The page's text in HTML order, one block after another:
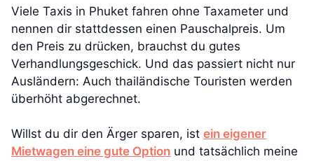
Viele Taxis in Phuket fahren ohne Taxameter und
nennen dir stattdessen einen Pauschalpreis. Um
den Preis zu drücken, brauchst du gutes
Verhandlungsgeschick. Und das passiert nicht nur
Ausländern: Auch thailändische Touristen werden
überhöht abgerechnet.
Willst du dir den Ärger sparen, ist ein eigener
Mietwagen eine gute Option und tatsächlich meine